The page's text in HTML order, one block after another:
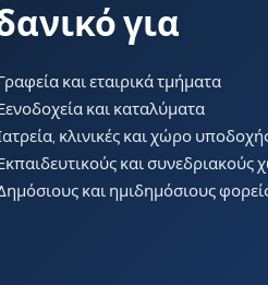
για
και εταιρικά τμήματα
και καταλύματα
κλινικές και χώρο
και συνεδριακούς
και ημιδημόσιους